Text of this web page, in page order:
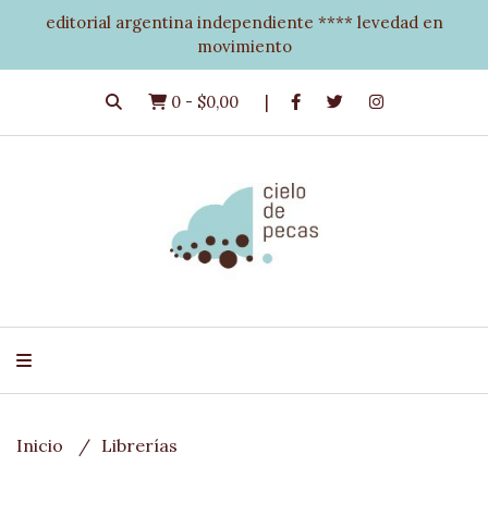
editorial argentina independiente **** levedad en
movimiento
0 - $0,00
Inicio Librerías